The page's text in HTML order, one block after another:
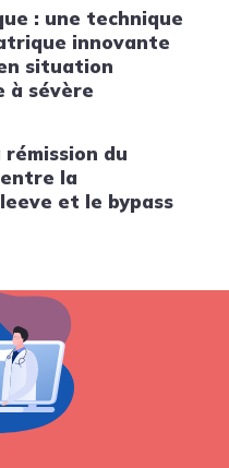
: une technique
innovante
situation
à sévère
rémission du
la
et le bypass